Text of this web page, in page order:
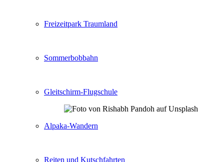
Freizeitpark Traumland
Sommerbobbahn
Gleitschirm-Flugschule
Alpaka-Wandern
Reiten und Kutschfahrten